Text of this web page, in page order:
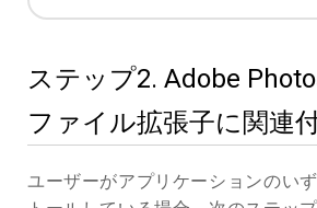
ステップ2. Adobe
ファイル拡張子に関連
ユーザーがアプリケーションのい